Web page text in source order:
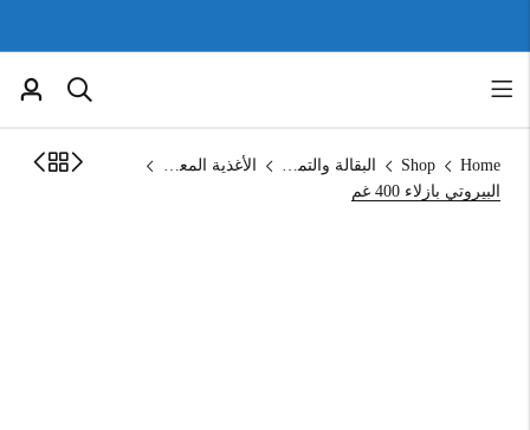
Home
Shop البقالة والتموين
الأغذية المعلبة
البيروتي بازلاء 400 غم